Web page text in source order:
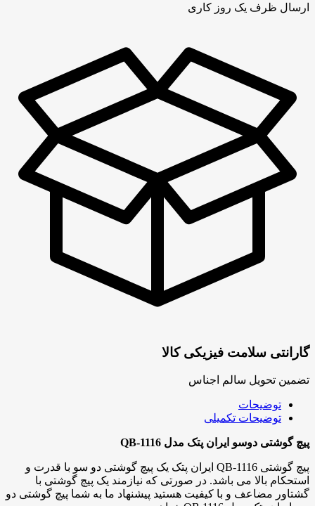
ارسال ظرف یک روز کاری
گارانتی سلامت فیزیکی کالا
تضمین تحویل سالم اجناس
توضیحات
توضیحات تکمیلی
پیچ گوشتی دوسو ایران پتک مدل QB-1116
پیچ گوشتی QB-1116 ایران پتک یک پیچ گوشتی دو سو با قدرت و
استحکام بالا می باشد. در صورتی که نیازمند یک پیچ گوشتی با
گشتاور مضاعف و با کیفیت هستید پیشنهاد ما به شما پیچ گوشتی دو